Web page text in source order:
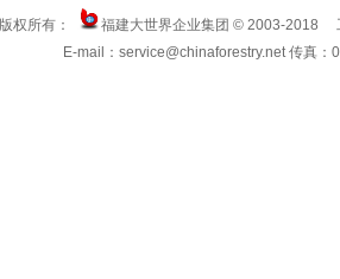
版权所有：
福建大世界企业集团 © 2003-2018
E-mail：service@chinaforestry.net 传真